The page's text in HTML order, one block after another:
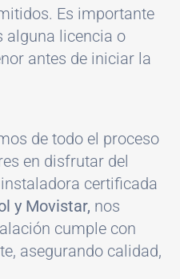
Es importante
alguna licencia o
antes de iniciar la
de todo el proceso
en disfrutar del
certificada
y Movistar, nos
cumple con
asegurando calidad,